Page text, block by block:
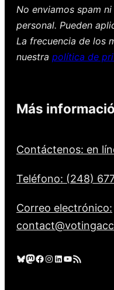
No enviamos spam
personal. Pueden
La frecuencia de los
nuestra política de
Más
Contáctenos: en
Teléfono: (248)
Correo electrónico:
Cielo azul Mastodonte Facebook Instagram LinkedIn YouTube Feed RSS